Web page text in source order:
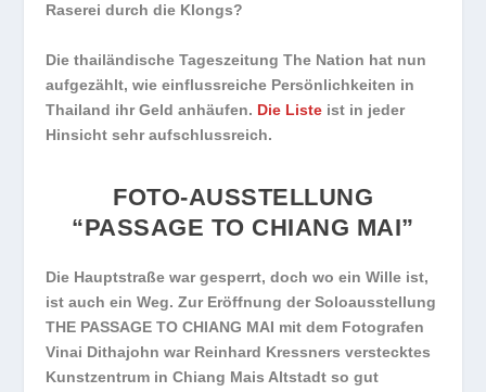
Raserei durch die Klongs?
Die thailändische Tageszeitung The Nation hat nun
aufgezählt, wie einflussreiche Persönlichkeiten in
Thailand ihr Geld anhäufen. Die Liste ist in jeder
Hinsicht sehr aufschlussreich.
FOTO-AUSSTELLUNG
“PASSAGE TO CHIANG MAI”
Die Hauptstraße war gesperrt, doch wo ein Wille ist,
ist auch ein Weg. Zur Eröffnung der Soloausstellung
THE PASSAGE TO CHIANG MAI mit dem Fotografen
Vinai Dithajohn war Reinhard Kressners verstecktes
Kunstzentrum in Chiang Mais Altstadt so gut